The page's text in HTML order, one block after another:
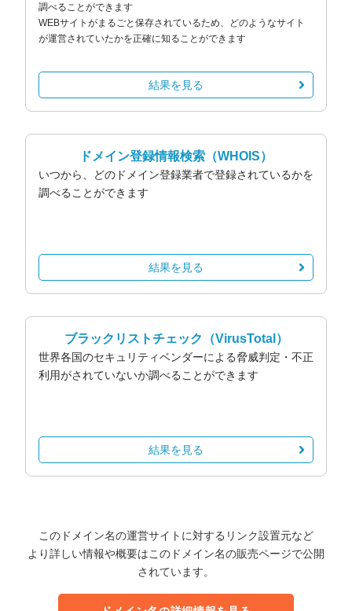
調べることができます
WEBサイトがまるごと保存されているため、どのようなサイト
が運営されていたかを正確に知ることができます
結果を見る
ドメイン登録情報検索 （WHOIS）
いつから、どのドメイン登録業者で登録されているかを
調べることができます
結果を見る
ブラックリストチェック （VirusTotal）
世界各国のセキュリティベンダーによる脅威判定・不正
利用がされていないか調べることができます
結果を見る
このドメイン名の運営サイトに対するリンク設置元など
より詳しい情報や概要はこのドメイン名の販売ページで公開
されています。